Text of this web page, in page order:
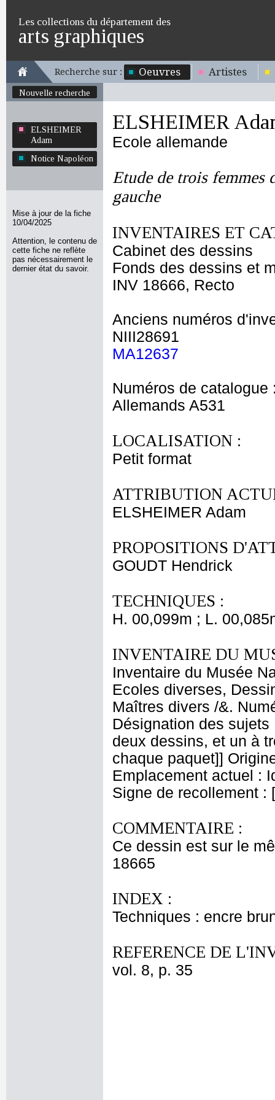
Les collections du département des
arts graphiques
Recherche sur : Oeuvres Artistes
Nouvelle recherche
ELSHEIMER
Adam
Notice Napoléon
Mise à jour de la fiche
10/04/2025
Attention, le contenu de
cette fiche ne reflète
pas nécessairement le
dernier état du savoir.
ELSHEIMER
Ecole allemande
Etude de trois femmes
gauche
INVENTAIRES ET
Cabinet des dessins
Fonds des dessins et
INV 18666, Recto
Anciens numéros
NIII28691
MA12637
Numéros de catalogue
Allemands A531
LOCALISATION :
Petit format
ATTRIBUTION
ELSHEIMER Adam
PROPOSITIONS
GOUDT Hendrick
TECHNIQUES :
H. 00,099m ; L.
INVENTAIRE DU
Inventaire du Musée
Ecoles diverses,
Maîtres divers /&.
Désignation des
deux dessins, et un à
chaque paquet]]
Emplacement actuel :
Signe de recollement :
COMMENTAIRE :
Ce dessin est sur le
18665
INDEX :
Techniques : encre
REFERENCE DE
vol. 8, p. 35